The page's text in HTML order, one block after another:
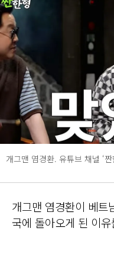
개그맨 염경환. 유튜브 채널 ‘
개그맨 염경환이 베트
국에 돌아오게 된 이